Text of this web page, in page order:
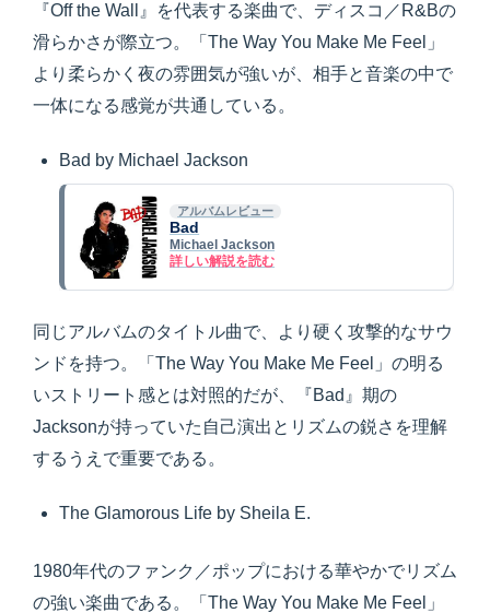
『Off the Wall』を代表する楽曲で、ディスコ／R&Bの
滑らかさが際立つ。「The Way You Make Me Feel」
より柔らかく夜の雰囲気が強いが、相手と音楽の中で
一体になる感覚が共通している。
Bad by Michael Jackson
アルバムレビュー
Bad
Michael Jackson
詳しい解説を読む
同じアルバムのタイトル曲で、より硬く攻撃的なサウ
ンドを持つ。「The Way You Make Me Feel」の明る
いストリート感とは対照的だが、『Bad』期の
Jacksonが持っていた自己演出とリズムの鋭さを理解
するうえで重要である。
The Glamorous Life by Sheila E.
1980年代のファンク／ポップにおける華やかでリズム
の強い楽曲である。「The Way You Make Me Feel」